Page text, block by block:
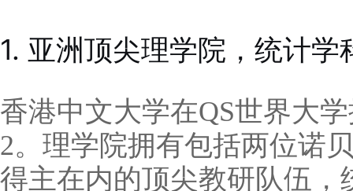
1. 亚洲顶尖理学院，统计学
香港中文大学在QS世界大
2。理学院拥有包括两位诺
得主在内的顶尖教研队伍